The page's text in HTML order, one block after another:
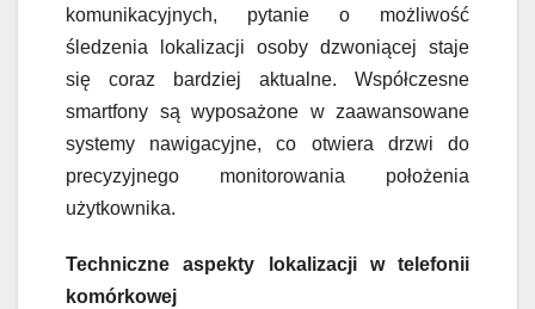
komunikacyjnych, pytanie o możliwość
śledzenia lokalizacji osoby dzwoniącej staje
się coraz bardziej aktualne. Współczesne
smartfony są wyposażone w zaawansowane
systemy nawigacyjne, co otwiera drzwi do
precyzyjnego monitorowania położenia
użytkownika.
Techniczne aspekty lokalizacji w telefonii
komórkowej